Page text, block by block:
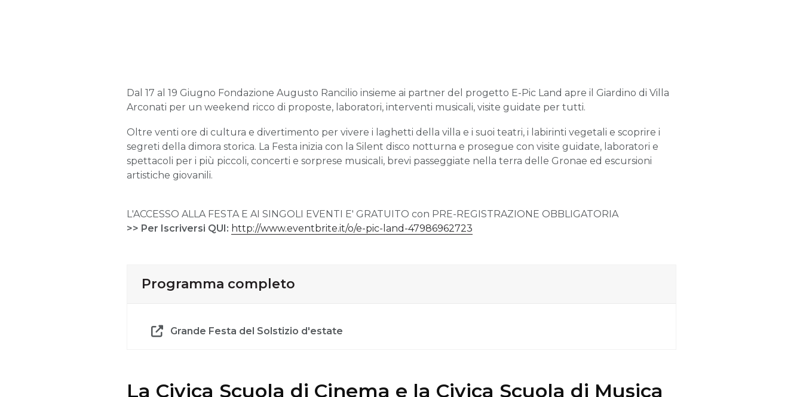
Dal 17 al 19 Giugno Fondazione Augusto Rancilio insieme ai partner del progetto E-Pic Land apre il Giardino di Villa
Arconati per un weekend ricco di proposte, laboratori, interventi musicali, visite guidate per tutti.
Oltre venti ore di cultura e divertimento per vivere i laghetti della villa e i suoi teatri, i labirinti vegetali e scoprire i
segreti della dimora storica. La Festa inizia con la Silent disco notturna e prosegue con visite guidate, laboratori e
spettacoli per i più piccoli, concerti e sorprese musicali, brevi passeggiate nella terra delle Gronae ed escursioni
artistiche giovanili.
L'ACCESSO ALLA FESTA E AI SINGOLI EVENTI E' GRATUITO con PRE-REGISTRAZIONE OBBLIGATORIA
>> Per Iscriversi QUI: http://www.eventbrite.it/o/e-pic-land-47986962723
Programma completo
Grande Festa del Solstizio d'estate
La Civica Scuola di Cinema e la Civica Scuola di Musica